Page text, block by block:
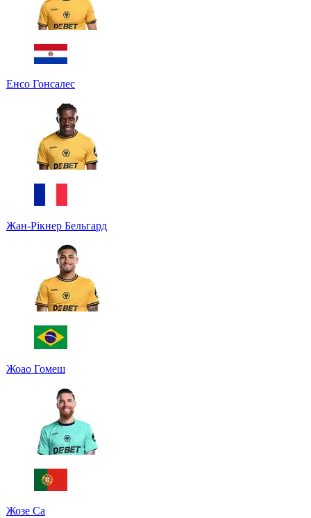
Енсо Гонсалес
Жан-Рікнер Бельгард
Жоао Гомеш
Жозе Са